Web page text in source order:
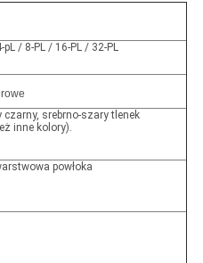
/ 8-PL / 16-PL / 32-PL
srebrno-szary tlenek
inne kolory).
powłoka